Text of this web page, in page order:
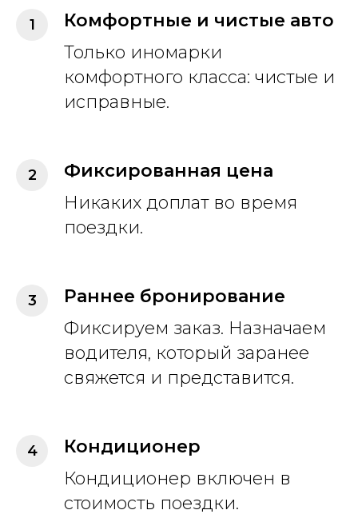
Комфортные и чистые авто
Только иномарки
комфортного класса: чистые и
исправные.
Фиксированная цена
Никаких доплат во время
поездки.
Раннее бронирование
Фиксируем заказ. Назначаем
водителя, который заранее
свяжется и представится.
Кондиционер
Кондиционер включен в
стоимость поездки.